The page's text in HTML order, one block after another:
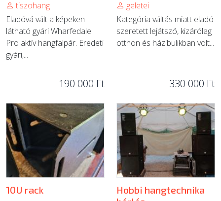
tiszohang
Eladóvá vált a képeken
látható gyári Wharfedale
Pro aktív hangfalpár. Eredeti
gyári,...
190 000 Ft
geletei
Kategória váltás miatt eladó
szeretett lejátszó, kizárólag
otthon és házibulikban volt...
330 000 Ft
10U rack
Hobbi hangtechnika